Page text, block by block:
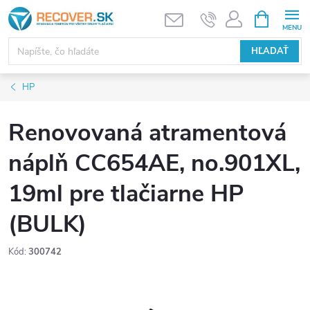
Prejsť
na
obsah
HĽADAŤ
KOŠÍK
HP
Renovovaná atramentová
náplň CC654AE, no.901XL,
19ml pre tlačiarne HP
(BULK)
Kód: 300742